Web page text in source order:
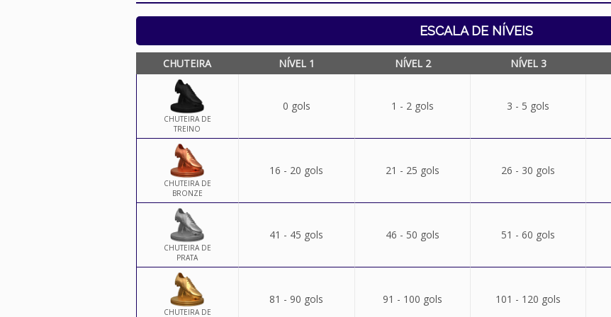
ESCALA DE NÍVEIS
CHUTEIRA NÍVEL 1 NÍVEL 2 NÍVEL 3
CHUTEIRA DE
TREINO
0 gols 1 - 2 gols 3 - 5 gols
CHUTEIRA DE
BRONZE
16 - 20 gols 21 - 25 gols 26 - 30 gols
CHUTEIRA DE
PRATA
41 - 45 gols 46 - 50 gols 51 - 60 gols
CHUTEIRA DE
81 - 90 gols 91 - 100 gols 101 - 120 gols